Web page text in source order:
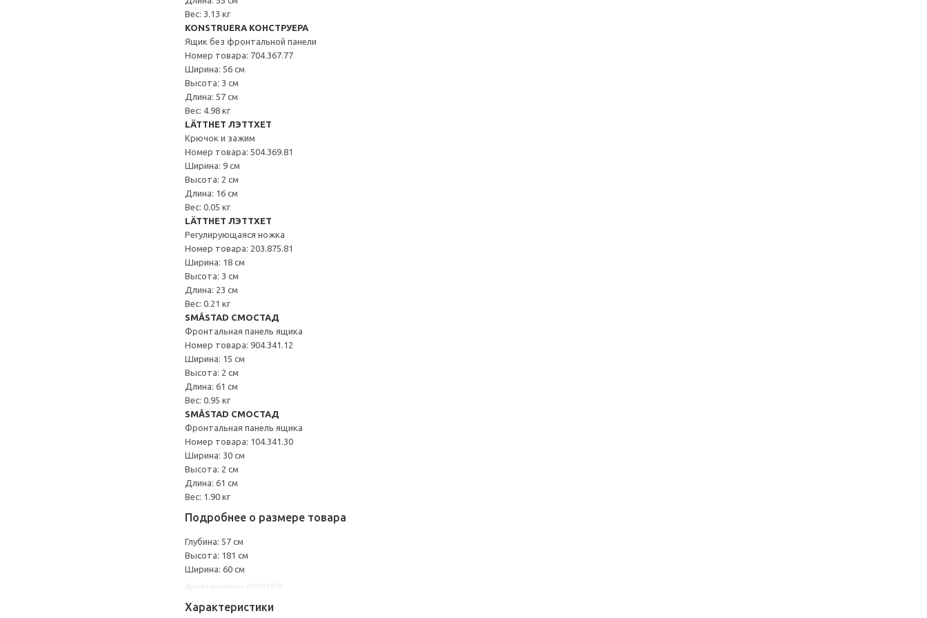
Вес: 3.13 кг
KONSTRUERA КОНСТРУЕРА
Ящик без фронтальной панели
Номер товара: 704.367.77
Ширина: 56 см
Высота: 3 см
Длина: 57 см
Вес: 4.98 кг
LÄTTHET ЛЭТТХЕТ
Крючок и зажим
Номер товара: 504.369.81
Ширина: 9 см
Высота: 2 см
Длина: 16 см
Вес: 0.05 кг
LÄTTHET ЛЭТТХЕТ
Регулирующаяся ножка
Номер товара: 203.875.81
Ширина: 18 см
Высота: 3 см
Длина: 23 см
Вес: 0.21 кг
SMÅSTAD СМОСТАД
Фронтальная панель ящика
Номер товара: 904.341.12
Ширина: 15 см
Высота: 2 см
Длина: 61 см
Вес: 0.95 кг
SMÅSTAD СМОСТАД
Фронтальная панель ящика
Номер товара: 104.341.30
Ширина: 30 см
Высота: 2 см
Длина: 61 см
Вес: 1.90 кг
Подробнее о размере товара
Глубина: 57 см
Высота: 181 см
Ширина: 60 см
Характеристики